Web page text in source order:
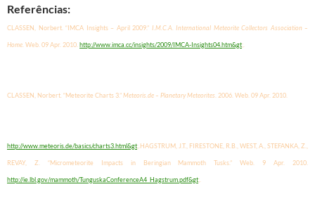
Referências:
CLASSEN, Norbert. “IMCA Insights – April 2009.” I.M.C.A. International Meteorite Collectors Association –
Home. Web. 09 Apr. 2010. http://www.imca.cc/insights/2009/IMCA-Insights04.htm&gt;.
CLASSEN, Norbert. “Meteorite Charts 3.”Meteoris.de – Planetary Meteorites. 2006. Web. 09 Apr. 2010.
http://www.meteoris.de/basics/charts3.html&gt;.HAGSTRUM, J.T., FIRESTONE, R.B., WEST, A., STEFANKA, Z.,
REVAY, Z. “Micrometeorite Impacts in Beringian Mammoth Tusks.” Web. 9 Apr. 2010.
http://ie.lbl.gov/mammoth/TunguskaConferenceA4_Hagstrum.pdf&gt;.